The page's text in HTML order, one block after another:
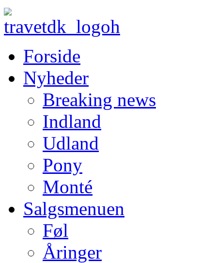
Forside
Nyheder
Breaking news
Indland
Udland
Pony
Monté
Salgsmenuen
Føl
Åringer